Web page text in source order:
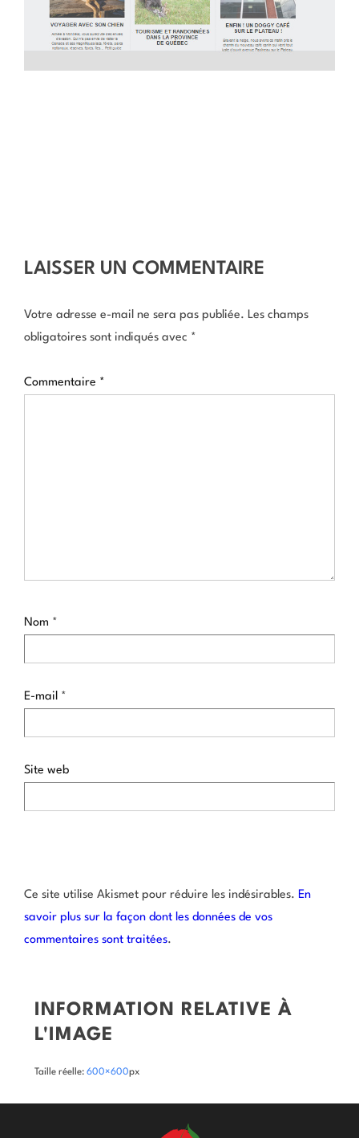
LAISSER UN COMMENTAIRE
Votre adresse e-mail ne sera pas publiée. Les champs
obligatoires sont indiqués avec *
Commentaire *
Nom *
E-mail *
Site web
Ce site utilise Akismet pour réduire les indésirables. En
savoir plus sur la façon dont les données de vos
commentaires sont traitées.
INFORMATION RELATIVE À
L'IMAGE
Taille réelle: 600×600px